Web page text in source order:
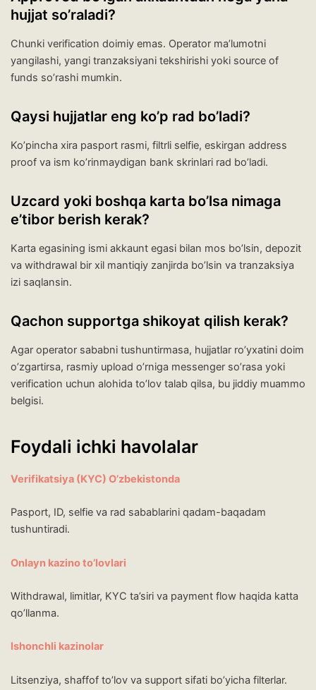
hujjat so’raladi?
Chunki verification doimiy emas. Operator ma’lumotni
yangilashi, yangi tranzaksiyani tekshirishi yoki source of
funds so’rashi mumkin.
Qaysi hujjatlar eng ko’p rad bo’ladi?
Ko’pincha xira pasport rasmi, filtrli selfie, eskirgan address
proof va ism ko’rinmaydigan bank skrinlari rad bo’ladi.
Uzcard yoki boshqa karta bo’lsa nimaga
e’tibor berish kerak?
Karta egasining ismi akkaunt egasi bilan mos bo’lsin, depozit
va withdrawal bir xil mantiqiy zanjirda bo’lsin va tranzaksiya
izi saqlansin.
Qachon supportga shikoyat qilish kerak?
Agar operator sababni tushuntirmasa, hujjatlar ro’yxatini doim
o’zgartirsa, rasmiy upload o’rniga messenger so’rasa yoki
verification uchun alohida to’lov talab qilsa, bu jiddiy muammo
belgisi.
Foydali ichki havolalar
Verifikatsiya (KYC) O’zbekistonda
Pasport, ID, selfie va rad sabablarini qadam-baqadam
tushuntiradi.
Onlayn kazino to’lovlari
Withdrawal, limitlar, KYC ta’siri va payment flow haqida katta
qo’llanma.
Ishonchli kazinolar
Litsenziya, shaffof to’lov va support sifati bo’yicha filterlar.